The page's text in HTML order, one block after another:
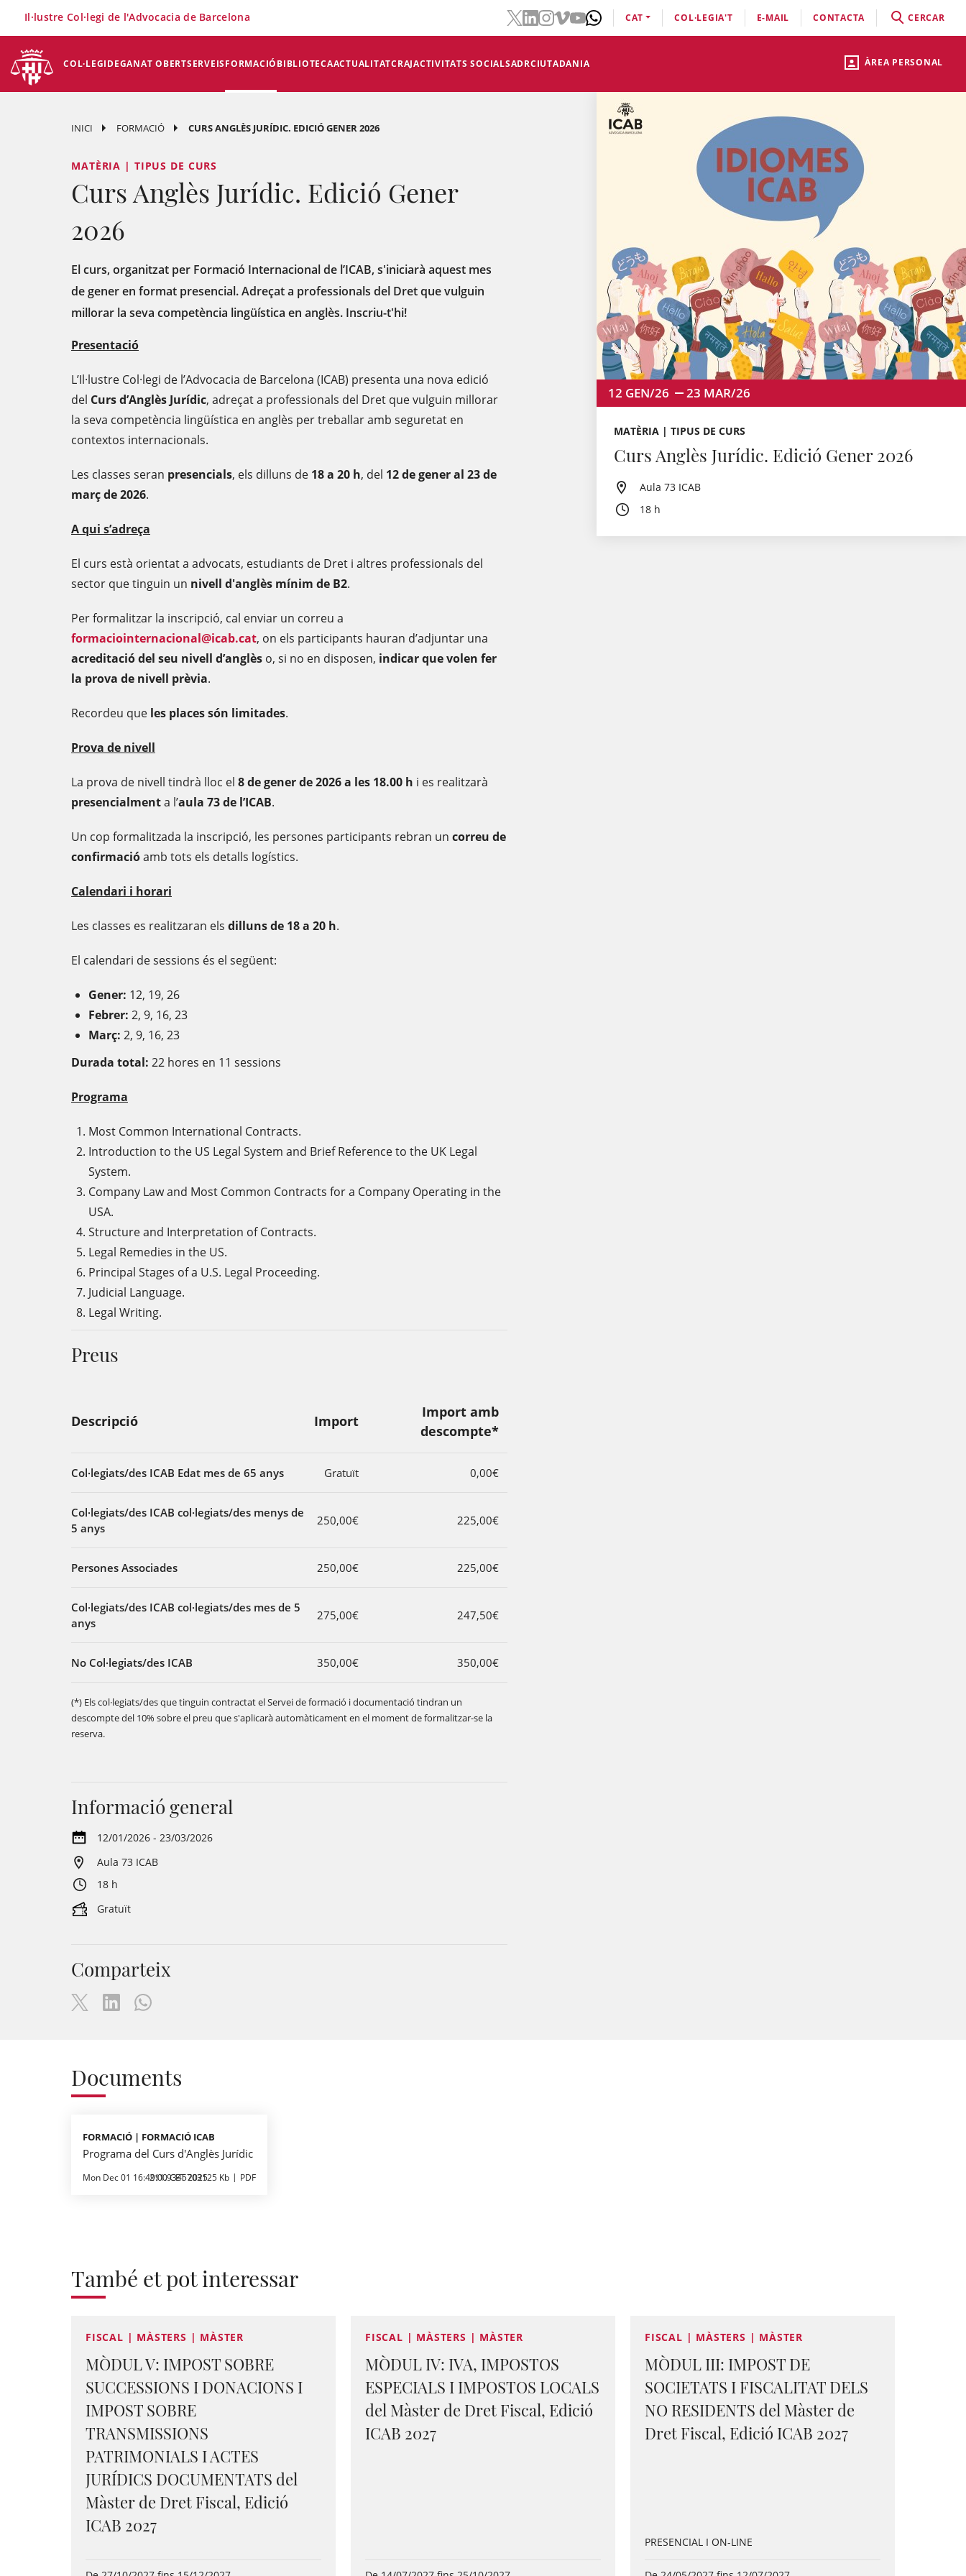
ÀREA PERSONAL
COL·LEGIDEGANAT OBERTSERVEISFORMACIÓBIBLIOTECAACTUALITATCRAJACTIVITATS SOCIALSADRCIUTADANIA
Il·lustre Col·legi de l'Advocacia de Barcelona CAT COL·LEGIA'T E-MAIL CONTACTA CERCAR
INICI FORMACIÓ CURS ANGLÈS JURÍDIC. EDICIÓ GENER 2026
MATÈRIA | TIPUS DE CURS
Curs Anglès Jurídic. Edició Gener
2026
El curs, organitzat per Formació Internacional de l’ICAB, s'iniciarà aquest mes
de gener en format presencial. Adreçat a professionals del Dret que vulguin
millorar la seva competència lingüística en anglès. Inscriu-t'hi!
Presentació
L’Il·lustre Col·legi de l’Advocacia de Barcelona (ICAB) presenta una nova edició
del Curs d’Anglès Jurídic, adreçat a professionals del Dret que vulguin millorar
la seva competència lingüística en anglès per treballar amb seguretat en
contextos internacionals.
Les classes seran presencials, els dilluns de 18 a 20 h, del 12 de gener al 23 de
març de 2026.
A qui s’adreça
El curs està orientat a advocats, estudiants de Dret i altres professionals del
sector que tinguin un nivell d'anglès mínim de B2.
Per formalitzar la inscripció, cal enviar un correu a
formaciointernacional@icab.cat, on els participants hauran d’adjuntar una
acreditació del seu nivell d’anglès o, si no en disposen, indicar que volen fer
la prova de nivell prèvia.
Recordeu que les places són limitades.
Prova de nivell
La prova de nivell tindrà lloc el 8 de gener de 2026 a les 18.00 h i es realitzarà
presencialmenta l’aula 73 de l’ICAB.
Un cop formalitzada la inscripció, les persones participants rebran un correu de
confirmacióamb tots els detalls logístics.
Calendari i horari
Les classes es realitzaran els dilluns de 18 a 20 h.
El calendari de sessions és el següent:
Gener: 12, 19, 26
Febrer: 2, 9, 16, 23
Març: 2, 9, 16, 23
Durada total: 22 hores en 11 sessions
Programa
Most Common International Contracts.
Introduction to the US Legal System and Brief Reference to the UK Legal
System.
Company Law and Most Common Contracts for a Company Operating in the
USA.
Structure and Interpretation of Contracts.
Legal Remedies in the US.
Principal Stages of a U.S. Legal Proceeding.
Judicial Language.
Legal Writing.
Preus
Descripció Import
Import amb
descompte*
Col·legiats/des ICAB Edat mes de 65 anys Gratuït 0,00€
Col·legiats/des ICAB col·legiats/des menys de
5 anys
250,00€ 225,00€
Persones Associades 250,00€ 225,00€
Col·legiats/des ICAB col·legiats/des mes de 5
anys
275,00€ 247,50€
No Col·legiats/des ICAB 350,00€ 350,00€
(*) Els col·legiats/des que tinguin contractat el Servei de formació i documentació tindran un
descompte del 10% sobre el preu que s'aplicarà automàticament en el moment de formalitzar-se la
reserva.
12 GEN/26 23 MAR/26
MATÈRIA | TIPUS DE CURS
Curs Anglès Jurídic. Edició Gener 2026
Aula 73 ICAB
18 h
Informació general
12/01/2026 - 23/03/2026
Aula 73 ICAB
18 h
Gratuït
Comparteix
Documents
FORMACIÓ | FORMACIÓ ICAB
Programa del Curs d'Anglès Jurídic
Mon Dec 01 16:49:00 CET 2025
211.9345703125 Kb PDF
També et pot interessar
FISCAL | MÀSTERS | MÀSTER
MÒDUL V: IMPOST SOBRE
SUCCESSIONS I DONACIONS I
IMPOST SOBRE
TRANSMISSIONS
PATRIMONIALS I ACTES
JURÍDICS DOCUMENTATS del
Màster de Dret Fiscal, Edició
ICAB 2027
FISCAL | MÀSTERS | MÀSTER
MÒDUL IV: IVA, IMPOSTOS
ESPECIALS I IMPOSTOS LOCALS
del Màster de Dret Fiscal, Edició
ICAB 2027
FISCAL | MÀSTERS | MÀSTER
MÒDUL III: IMPOST DE
SOCIETATS I FISCALITAT DELS
NO RESIDENTS del Màster de
Dret Fiscal, Edició ICAB 2027
PRESENCIAL I ON-LINE